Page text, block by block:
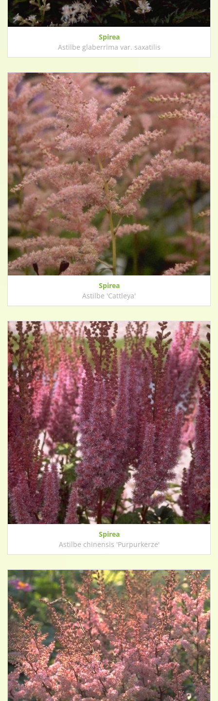
Spirea
Astilbe glaberrima var. saxatilis
Spirea
Astilbe 'Cattleya'
Spirea
Astilbe chinensis 'Purpurkerze'